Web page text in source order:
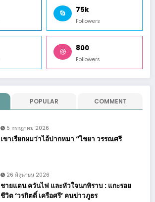
75k
Followers
800
Followers
POPULAR COMMENT
5 กรกฎาคม 2026
เขาเรียกผมว่าไอ้ปากหมา “ไชยา วรรณศรี
26 มิถุนายน 2026
ชายแดน ควันไฟ และหัวใจนกพิราบ : แกะรอย
ชีวิต ‘วรกิตติ์ เครือศรี’ คนข่าวภูธร